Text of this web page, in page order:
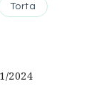
Torta
2024